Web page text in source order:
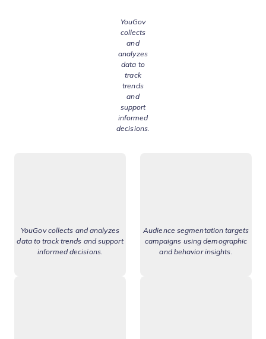
YouGov
collects
and
analyzes
data to
track
trends
and
support
informed
decisions.
YouGov collects and analyzes
data to track trends and support
informed decisions.
Audience segmentation targets
campaigns using demographic
and behavior insights.